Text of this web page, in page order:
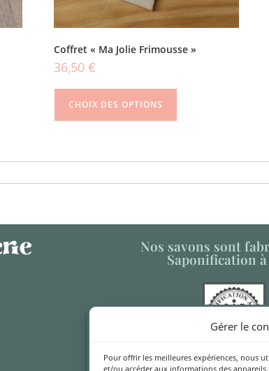
Gérer le
Pour offrir les meilleures expériences, nous
et/ou accéder aux informations des
Coffret « Ma Jolie Frimousse »
36,50€
CHOIX DES OPTIONS
Nos savons sont
Saponification